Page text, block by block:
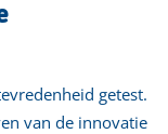
getest.
van de innovatie